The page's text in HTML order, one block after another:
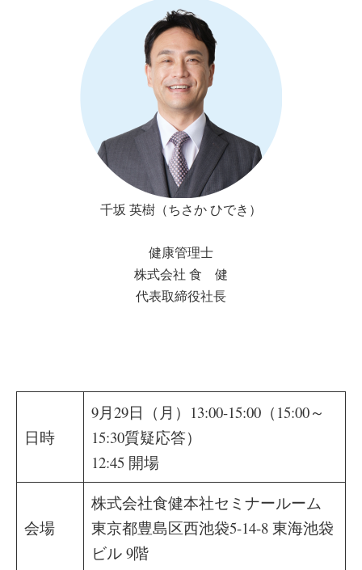
千坂 英樹（ちさか ひでき）
健康管理士
株式会社 食 健
代表取締役社長
日時
9月29日（月）13:00-15:00（15:00～
15:30質疑応答）
12:45 開場
会場
株式会社食健本社セミナールーム
東京都豊島区西池袋5-14-8 東海池袋
ビル 9階